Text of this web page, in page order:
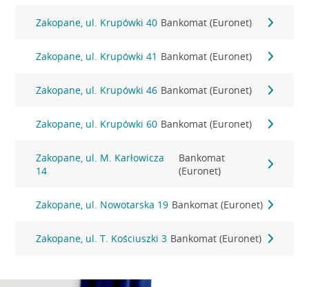
Zakopane, ul. Krupówki 40 Bankomat (Euronet)
Zakopane, ul. Krupówki 41 Bankomat (Euronet)
Zakopane, ul. Krupówki 46 Bankomat (Euronet)
Zakopane, ul. Krupówki 60 Bankomat (Euronet)
Zakopane, ul. M. Karłowicza
14
Bankomat
(Euronet)
Zakopane, ul. Nowotarska 19 Bankomat (Euronet)
Zakopane, ul. T. Kościuszki 3 Bankomat (Euronet)